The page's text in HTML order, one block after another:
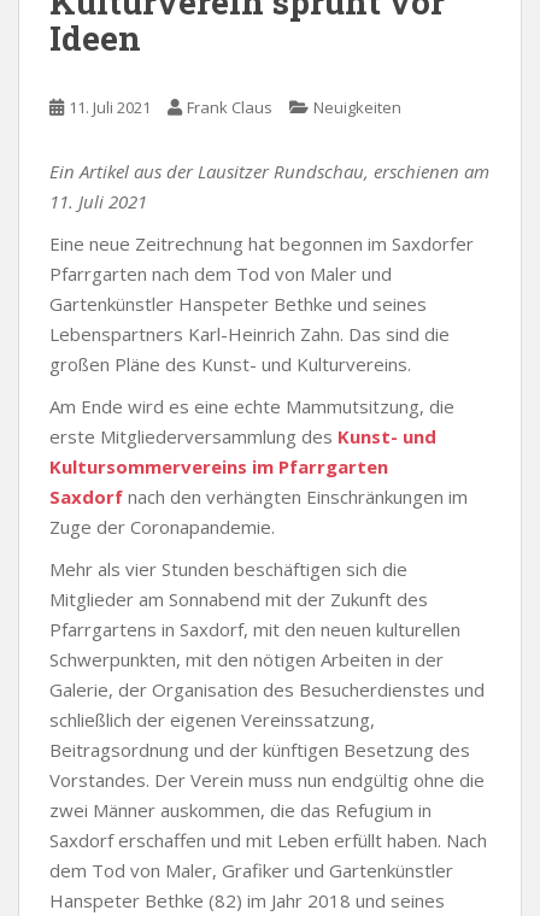
Ideen
11. Juli 2021 Frank Claus Neuigkeiten
Ein Artikel aus der Lausitzer Rundschau, erschienen am
11. Juli 2021
Eine neue Zeitrechnung hat begonnen im Saxdorfer
Pfarrgarten nach dem Tod von Maler und
Gartenkünstler Hanspeter Bethke und seines
Lebenspartners Karl-Heinrich Zahn. Das sind die
großen Pläne des Kunst- und Kulturvereins.
Am Ende wird es eine echte Mammutsitzung, die
erste Mitgliederversammlung des Kunst- und
Kultursommervereins im Pfarrgarten
Saxdorf nach den verhängten Einschränkungen im
Zuge der Coronapandemie.
Mehr als vier Stunden beschäftigen sich die
Mitglieder am Sonnabend mit der Zukunft des
Pfarrgartens in Saxdorf, mit den neuen kulturellen
Schwerpunkten, mit den nötigen Arbeiten in der
Galerie, der Organisation des Besucherdienstes und
schließlich der eigenen Vereinssatzung,
Beitragsordnung und der künftigen Besetzung des
Vorstandes. Der Verein muss nun endgültig ohne die
zwei Männer auskommen, die das Refugium in
Saxdorf erschaffen und mit Leben erfüllt haben. Nach
dem Tod von Maler, Grafiker und Gartenkünstler
Hanspeter Bethke (82) im Jahr 2018 und seines